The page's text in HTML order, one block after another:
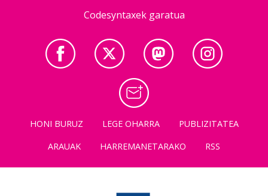
Codesyntaxek garatua
HONI BURUZ LEGE OHARRA
PUBLIZITATEA
ARAUAK
HARREMANETARAKO RSS